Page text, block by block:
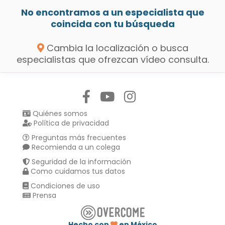
No encontramos a un especialista que
coincida con tu búsqueda
Cambia la localización o busca
especialistas que ofrezcan vídeo consulta.
Quiénes somos
Política de privacidad
Preguntas más frecuentes
Recomienda a un colega
Seguridad de la información
Como cuidamos tus datos
Condiciones de uso
Prensa